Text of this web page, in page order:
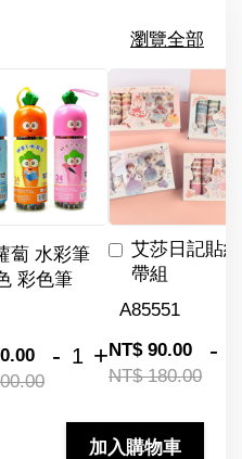
瀏覽全部
蔔 水彩筆
彩色筆
- +
艾莎日記貼
帶組
NT$ 90.00
NT$ 180.00
-
加入購物車